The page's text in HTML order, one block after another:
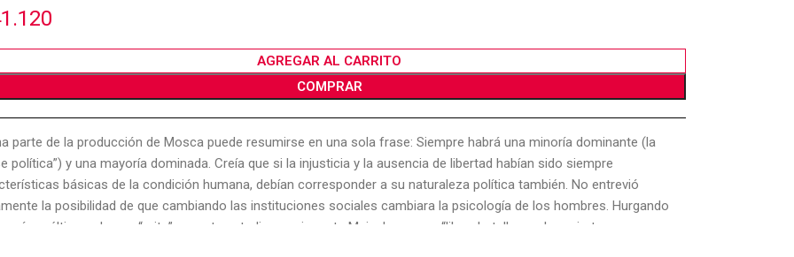
AGREGAR AL CARRITO
COMPRAR
parte de la producción de Mosca puede resumirse en una sola frase: Siempre habrá una minoría dominante (la
política”) y una mayoría dominada. Creía que si la injusticia y la ausencia de libertad habían sido siempre
básicas de la condición humana, debían corresponder a su naturaleza política también. No entrevió
la posibilidad de que cambiando las instituciones sociales cambiara la psicología de los hombres. Hurgando
raíces últimas de ese “mito”, en este estudio apasionante Meisel propone “librar batalla en el propio terreno
por la ofensiva elitista”, destacando a la vez el retorno de Mosca, en sus últimos escritos, a posiciones